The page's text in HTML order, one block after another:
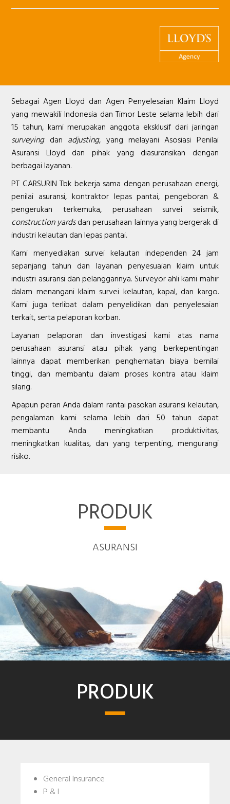
Sebagai Agen Lloyd dan Agen Penyelesaian Klaim Lloyd
yang mewakili Indonesia dan Timor Leste selama lebih dari
15 tahun, kami merupakan anggota eksklusif dari jaringan
surveyingdan adjusting, yang melayani Asosiasi Penilai
Asuransi Lloyd dan pihak yang diasuransikan dengan
berbagai layanan.
PT CARSURIN Tbk bekerja sama dengan perusahaan energi,
penilai asuransi, kontraktor lepas pantai, pengeboran &
pengerukan terkemuka, perusahaan survei seismik,
construction yardsdan perusahaan lainnya yang bergerak di
industri kelautan dan lepas pantai.
Kami menyediakan survei kelautan independen 24 jam
sepanjang tahun dan layanan penyesuaian klaim untuk
industri asuransi dan pelanggannya. Surveyor ahli kami mahir
dalam menangani klaim survei kelautan, kapal, dan kargo.
Kami juga terlibat dalam penyelidikan dan penyelesaian
terkait, serta pelaporan korban.
Layanan pelaporan dan investigasi kami atas nama
perusahaan asuransi atau pihak yang berkepentingan
lainnya dapat memberikan penghematan biaya bernilai
tinggi, dan membantu dalam proses kontra atau klaim
silang.
Apapun peran Anda dalam rantai pasokan asuransi kelautan,
pengalaman kami selama lebih dari 50 tahun dapat
membantu Anda meningkatkan produktivitas,
meningkatkan kualitas, dan yang terpenting, mengurangi
risiko.
PRODUK
ASURANSI
PRODUK
General Insurance
P & I